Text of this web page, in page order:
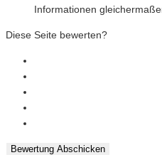
Informationen
Diese Seite bewerten?
Bewertung Abschicken